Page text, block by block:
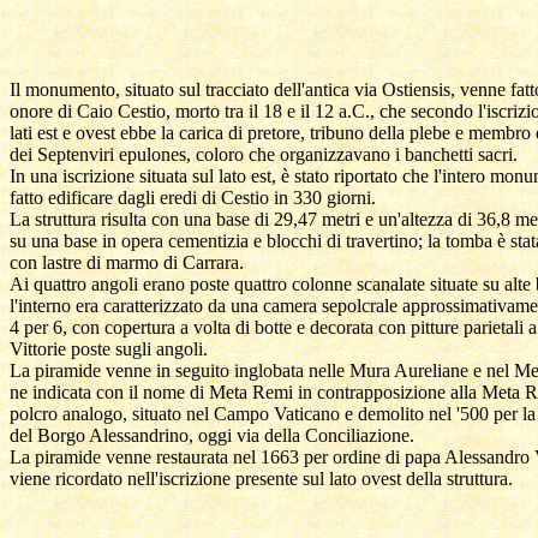
Il monumento, situato sul tracciato dell'antica via Ostiensis, venne
onore di Caio Cestio, morto tra il 18 e il 12 a.C., che secondo
lati est e ovest ebbe la carica di pretore, tribuno della plebe e
dei Septenviri epulones, coloro che organizzavano i banchetti sacri.
In una iscrizione situata sul lato est, è stato riportato che l'intero
fatto edificare dagli eredi di Cestio in 330 giorni.
La struttura risulta con una base di 29,47 metri e un'altezza di 36,8
su una base in opera cementizia e blocchi di travertino; la tomba è
con lastre di marmo di Carrara.
Ai quattro angoli erano poste quattro colonne scanalate situate su
l'interno era caratterizzato da una camera sepolcrale
4 per 6, con copertura a volta di botte e decorata con pitture parietali
Vittorie poste sugli angoli.
La piramide venne in seguito inglobata nelle Mura Aureliane e nel
ne indicata con il nome di Meta Remi in contrapposizione alla Meta
polcro analogo, situato nel Campo Vaticano e demolito nel '500 per
del Borgo Alessandrino, oggi via della Conciliazione.
La piramide venne restaurata nel 1663 per ordine di papa